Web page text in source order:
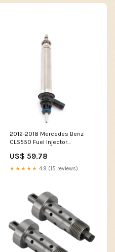
2012-2018 Mercedes Benz
CLS550 Fuel Injector
Generic Benz Car Other
Steering & Suspension Parts
US$ 59.78
★★★★★ 4.9 (15 reviews)